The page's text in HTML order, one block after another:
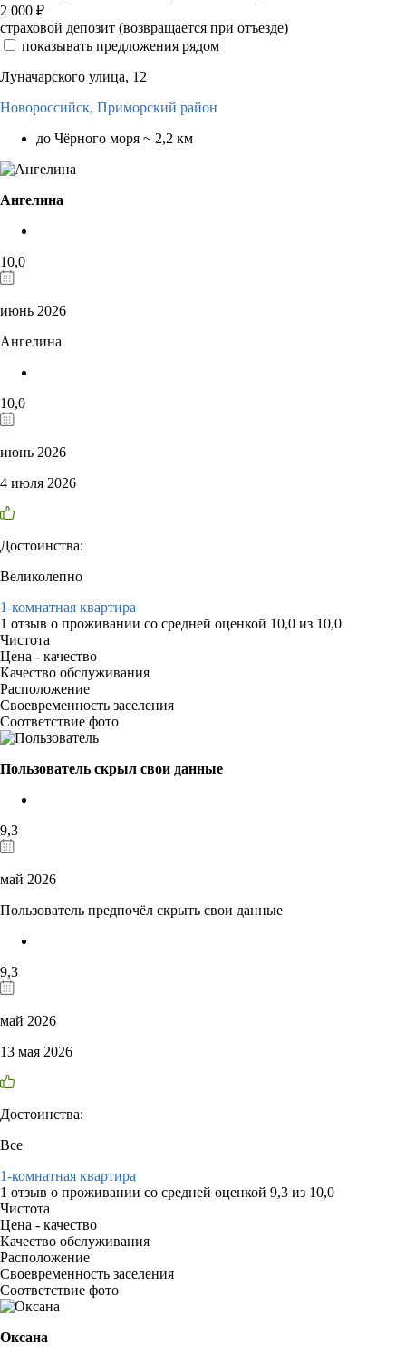
2 000 ₽
страховой депозит (возвращается при отъезде)
показывать предложения рядом
Луначарского улица, 12
Новороссийск, Приморский район
до Чёрного моря ~ 2,2 км
Ангелина
10,0
июнь 2026
Ангелина
10,0
июнь 2026
4 июля 2026
Достоинства:
Великолепно
1-комнатная квартира
1 отзыв о проживании со средней оценкой 10,0 из 10,0
Чистота
Цена - качество
Качество обслуживания
Расположение
Своевременность заселения
Соответствие фото
Пользователь скрыл свои данные
9,3
май 2026
Пользователь предпочёл скрыть свои данные
9,3
май 2026
13 мая 2026
Достоинства:
Все
1-комнатная квартира
1 отзыв о проживании со средней оценкой 9,3 из 10,0
Чистота
Цена - качество
Качество обслуживания
Расположение
Своевременность заселения
Соответствие фото
Оксана